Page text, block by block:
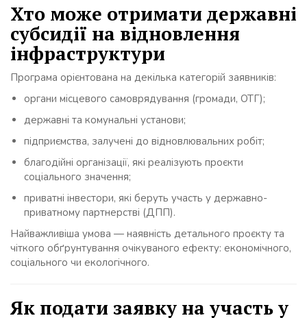
Хто може отримати державні
субсидії на відновлення
інфраструктури
Програма орієнтована на декілька категорій заявників:
органи місцевого самоврядування (громади, ОТГ);
державні та комунальні установи;
підприємства, залучені до відновлювальних робіт;
благодійні організації, які реалізують проєкти
соціального значення;
приватні інвестори, які беруть участь у державно-
приватному партнерстві (ДПП).
Найважливіша умова — наявність детального проєкту та
чіткого обґрунтування очікуваного ефекту: економічного,
соціального чи екологічного.
Як подати заявку на участь у